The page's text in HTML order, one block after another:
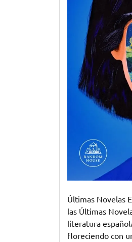
Últimas Novelas
las Últimas
literatura
floreciendo con